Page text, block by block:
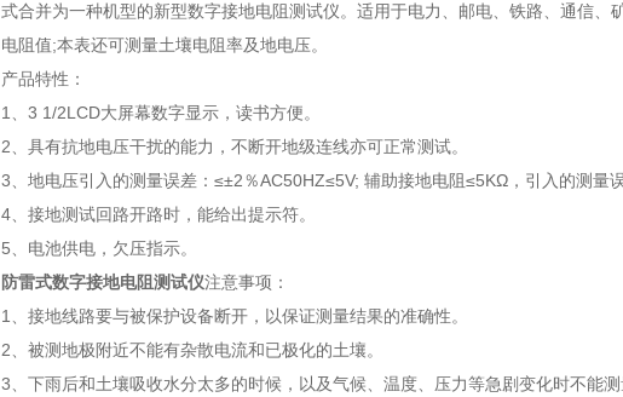
式合并为一种机型的新型数字接地电阻测试仪。适用于电力、邮电、铁路、通信
电阻值;本表还可测量土壤电阻率及地电压。
产品特性：
1、3 1/2LCD大屏幕数字显示，读书方便。
2、具有抗地电压干扰的能力，不断开地级连线亦可正常测试。
3、地电压引入的测量误差：≤±2％AC50HZ≤5V; 辅助接地电阻≤5ΚΩ，引入的测量
4、接地测试回路开路时，能给出提示符。
5、电池供电，欠压指示。
防雷式数字接地电阻测试仪注意事项：
1、接地线路要与被保护设备断开，以保证测量结果的准确性。
2、被测地极附近不能有杂散电流和已极化的土壤。
3、下雨后和土壤吸收水分太多的时候，以及气候、温度、压力等急剧变化时不能测